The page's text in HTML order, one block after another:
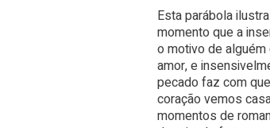
Esta parábola
momento que a
o motivo de
amor, e
pecado faz com
coração vemos
momentos de